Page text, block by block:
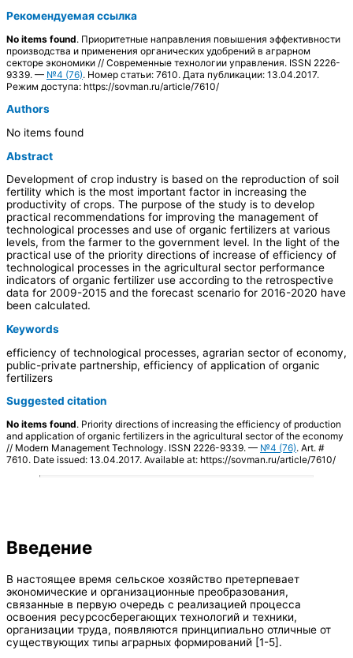
Рекомендуемая ссылка
No items found. Приоритетные направления повышения эффективности
производства и применения органических удобрений в аграрном
секторе экономики // Современные технологии управления. ISSN 2226-
9339. — №4 (76). Номер статьи: 7610. Дата публикации: 13.04.2017.
Режим доступа: https://sovman.ru/article/7610/
Authors
No items found
Abstract
Development of crop industry is based on the reproduction of soil
fertility which is the most important factor in increasing the
productivity of crops. The purpose of the study is to develop
practical recommendations for improving the management of
technological processes and use of organic fertilizers at various
levels, from the farmer to the government level. In the light of the
practical use of the priority directions of increase of efficiency of
technological processes in the agricultural sector performance
indicators of organic fertilizer use according to the retrospective
data for 2009-2015 and the forecast scenario for 2016-2020 have
been calculated.
Keywords
efficiency of technological processes, agrarian sector of economy,
public-private partnership, efficiency of application of organic
fertilizers
Suggested citation
No items found. Priority directions of increasing the efficiency of production
and application of organic fertilizers in the agricultural sector of the economy
// Modern Management Technology. ISSN 2226-9339. — №4 (76). Art. #
7610. Date issued: 13.04.2017. Available at: https://sovman.ru/article/7610/
Введение
В настоящее время сельское хозяйство претерпевает
экономические и организационные преобразования,
связанные в первую очередь с реализацией процесса
освоения ресурсосберегающих технологий и техники,
организации труда, появляются принципиально отличные от
существующих типы аграрных формирований [1-5].